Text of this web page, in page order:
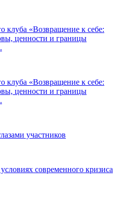
клуба «Возвращение к себе:
ценности и границы
клуба «Возвращение к себе:
ценности и границы
участников
современного кризиса